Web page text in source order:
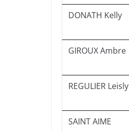
DONATH Kelly
GIROUX Ambre
REGULIER Leisly
SAINT AIME